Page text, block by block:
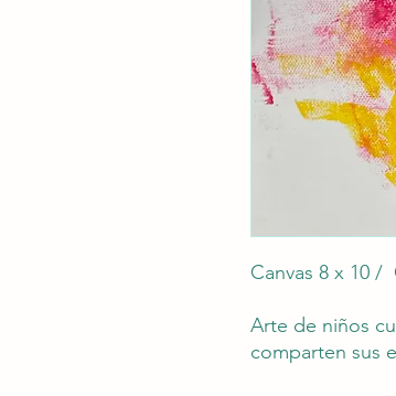
Canvas 8 x 10
Arte de niños
comparten sus